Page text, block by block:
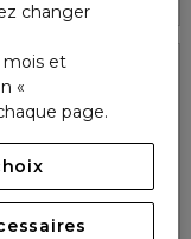
changer
mois et
«
page.